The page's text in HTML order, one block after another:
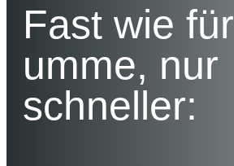
Fast wie für
umme, nur
schneller: